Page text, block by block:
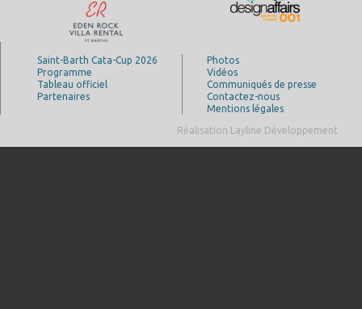
Saint-Barth Cata-Cup 2026
Programme
Tableau officiel
Partenaires
Photos
Vidéos
Communiqués de presse
Contactez-nous
Mentions légales
Réalisation Layline Développement